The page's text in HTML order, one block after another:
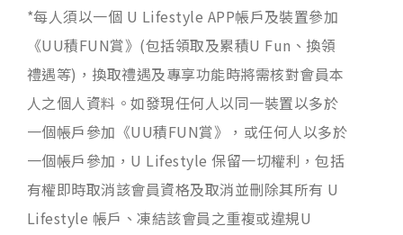
*每人須以一個 U Lifestyle APP帳戶及裝置參加
《UU積FUN賞》(包括領取及累積U Fun、換領
禮遇等)，換取禮遇及專享功能時將需核對會員本
人之個人資料。如發現任何人以同一裝置以多於
一個帳戶參加《UU積FUN賞》，或任何人以多於
一個帳戶參加，U Lifestyle 保留一切權利，包括
有權即時取消該會員資格及取消並刪除其所有 U
Lifestyle 帳戶、凍結該會員之重複或違規U